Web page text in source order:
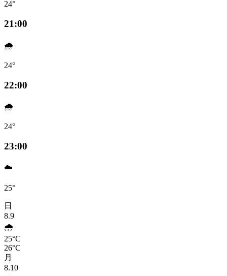
24°
21:00
🌧️
24°
22:00
🌧️
24°
23:00
☁️
25°
日
8.9
🌧️
25°C
26°C
月
8.10